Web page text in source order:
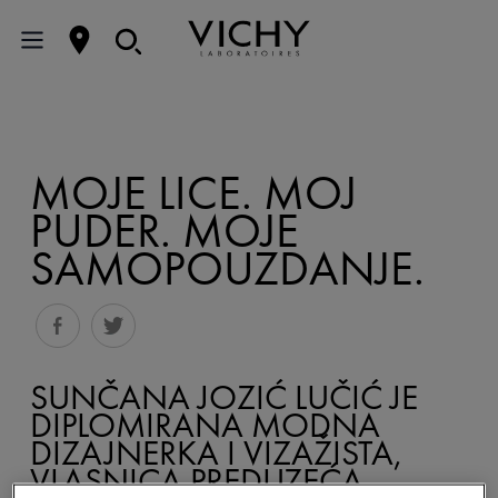
MOJE LICE. MOJ
PUDER. MOJE
SAMOPOUZDANJE.
SUNČANA JOZIĆ LUČIĆ JE
DIPLOMIRANA MODNA
DIZAJNERKA I VIZAŽISTA,
VLASNICA PREDUZEĆA